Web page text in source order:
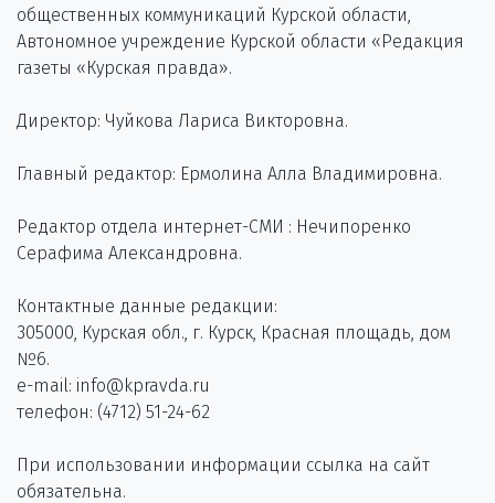
общественных коммуникаций Курской области,
Автономное учреждение Курской области «Редакция
газеты «Курская правда».
Директор: Чуйкова Лариса Викторовна.
Главный редактор: Ермолина Алла Владимировна.
Редактор отдела интернет-СМИ : Нечипоренко
Серафима Александровна.
Контактные данные редакции:
305000, Курская обл., г. Курск, Красная площадь, дом
№6.
e-mail: info@kpravda.ru
телефон: (4712) 51-24-62
При использовании информации ссылка на сайт
обязательна.